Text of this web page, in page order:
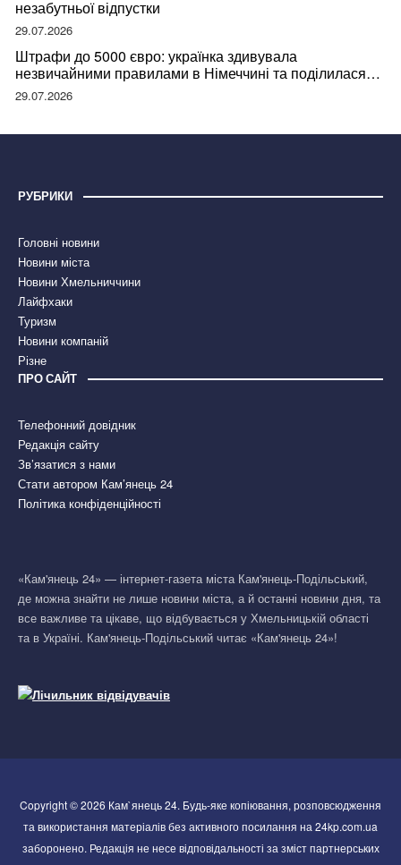
незабутньої відпустки
29.07.2026
Штрафи до 5000 євро: українка здивувала
незвичайними правилами в Німеччині та поділилася
правдою
29.07.2026
РУБРИКИ
Головні новини
Новини міста
Новини Хмельниччини
Лайфхаки
Туризм
Новини компаній
Різне
ПРО САЙТ
Телефонний довідник
Редакція сайту
Зв’язатися з нами
Стати автором Кам’янець 24
Політика конфіденційності
«Кам'янець 24» — інтернет-газета міста Кам'янець-Подільський,
де можна знайти не лише новини міста, а й останні новини дня, та
все важливе та цікаве, що відбувається у Хмельницькій області
та в Україні. Кам'янець-Подільський читає «Кам'янець 24»!
Copyright © 2026 Кам`янець 24. Будь-яке копіювання, розповсюдження
та використання матеріалів без активного посилання на 24kp.com.ua
заборонено. Редакція не несе відповідальності за зміст партнерських